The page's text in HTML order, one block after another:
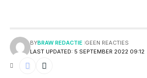
LAST UPDATED: 5 SEPTEMBER 2022 09:12
BYBRAW REDACTIE GEEN REACTIES